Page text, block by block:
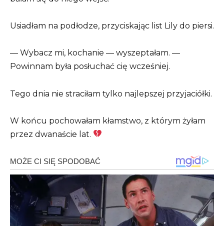
Usiadłam na podłodze, przyciskając list Lily do piersi.
— Wybacz mi, kochanie — wyszeptałam. —
Powinnam była posłuchać cię wcześniej.
Tego dnia nie straciłam tylko najlepszej przyjaciółki.
W końcu pochowałam kłamstwo, z którym żyłam
przez dwanaście lat.